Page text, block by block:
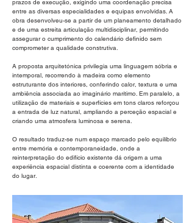
prazos de execução, exigindo uma coordenação precisa
entre as diversas especialidades e equipas envolvidas. A
obra desenvolveu-se a partir de um planeamento detalhado
e de uma estreita articulação multidisciplinar, permitindo
assegurar o cumprimento do calendário definido sem
comprometer a qualidade construtiva.
A proposta arquitetónica privilegia uma linguagem sóbria e
intemporal, recorrendo à madeira como elemento
estruturante dos interiores, conferindo calor, textura e uma
ambiência associada ao imaginário marítimo. Em paralelo, a
utilização de materiais e superfícies em tons claros reforçou
a entrada de luz natural, ampliando a perceção espacial e
criando uma atmosfera luminosa e serena.
O resultado traduz-se num espaço marcado pelo equilíbrio
entre memória e contemporaneidade, onde a
reinterpretação do edifício existente dá origem a uma
experiência espacial distinta e coerente com a identidade
do lugar.